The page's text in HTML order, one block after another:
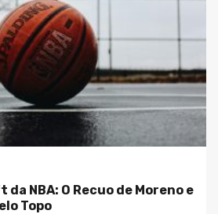
NBA: O Recuo de Moreno e
Topo